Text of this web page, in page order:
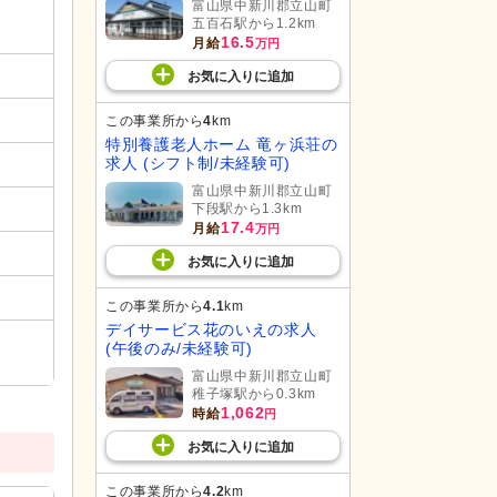
富山県中新川郡立山町
五百石駅から1.2km
月給16.5万円
お気に入り に追加
この事業所から4km
特別養護老人ホーム 竜ヶ浜荘の
求人 (シフト制/未経験可)
富山県中新川郡立山町
下段駅から1.3km
月給17.4万円
お気に入り に追加
この事業所から4.1km
デイサービス花のいえの求人
(午後のみ/未経験可)
富山県中新川郡立山町
稚子塚駅から0.3km
時給1,062円
お気に入り に追加
この事業所から4.2km